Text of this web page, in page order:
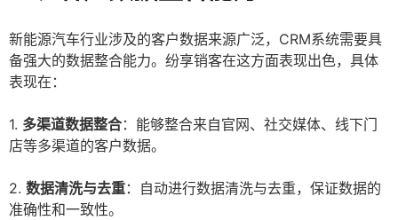
新能源汽车行业涉及的客户数据来源广泛，CRM系统需要具
备强大的数据整合能力。纷享销客在这方面表现出色，具体
表现在：
1. 多渠道数据整合：能够整合来自官网、社交媒体、线下门
店等多渠道的客户数据。
2. 数据清洗与去重：自动进行数据清洗与去重，保证数据的
准确性和一致性。